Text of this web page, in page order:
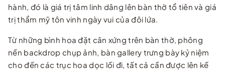
hành, đó là giá trị tâm linh dâng lên bàn thờ tổ tiên và giá
trị thẩm mỹ tôn vinh ngày vui của đôi lứa.
Từ những bình hoa đặt cân xứng trên bàn thờ, phông
nền backdrop chụp ảnh, bàn gallery trưng bày kỷ niệm
cho đến các trục hoa dọc lối đi, tất cả cần được lên kế